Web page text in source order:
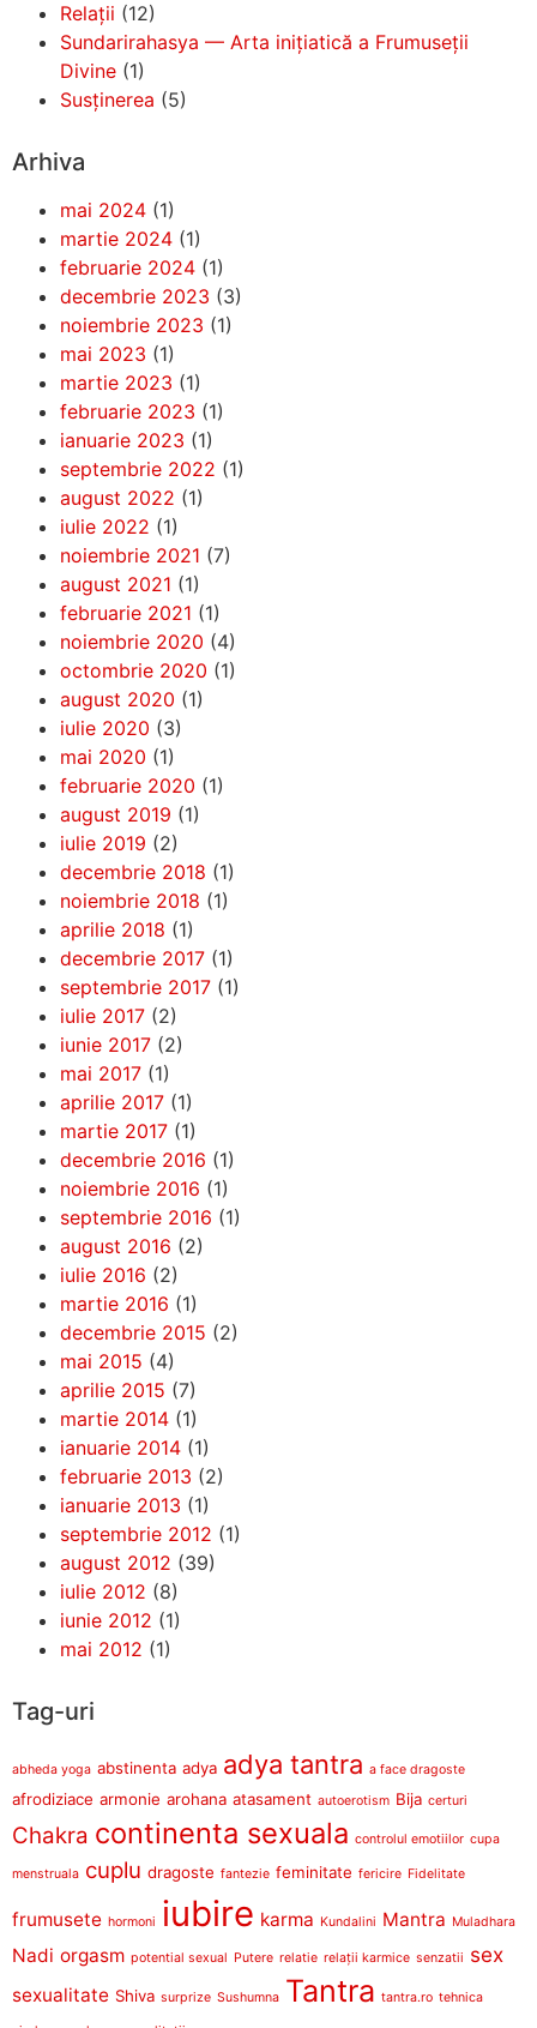
Relații (12)
Sundarirahasya — Arta inițiatică a Frumuseții
Divine (1)
Susținerea (5)
Arhiva
mai 2024 (1)
martie 2024 (1)
februarie 2024 (1)
decembrie 2023 (3)
noiembrie 2023 (1)
mai 2023 (1)
martie 2023 (1)
februarie 2023 (1)
ianuarie 2023 (1)
septembrie 2022 (1)
august 2022 (1)
iulie 2022 (1)
noiembrie 2021 (7)
august 2021 (1)
februarie 2021 (1)
noiembrie 2020 (4)
octombrie 2020 (1)
august 2020 (1)
iulie 2020 (3)
mai 2020 (1)
februarie 2020 (1)
august 2019 (1)
iulie 2019 (2)
decembrie 2018 (1)
noiembrie 2018 (1)
aprilie 2018 (1)
decembrie 2017 (1)
septembrie 2017 (1)
iulie 2017 (2)
iunie 2017 (2)
mai 2017 (1)
aprilie 2017 (1)
martie 2017 (1)
decembrie 2016 (1)
noiembrie 2016 (1)
septembrie 2016 (1)
august 2016 (2)
iulie 2016 (2)
martie 2016 (1)
decembrie 2015 (2)
mai 2015 (4)
aprilie 2015 (7)
martie 2014 (1)
ianuarie 2014 (1)
februarie 2013 (2)
ianuarie 2013 (1)
septembrie 2012 (1)
august 2012 (39)
iulie 2012 (8)
iunie 2012 (1)
mai 2012 (1)
Tag-uri
abheda yoga abstinenta adya adya tantra a face dragoste
afrodiziace armonie arohana atasament autoerotism Bija certuri
Chakra continenta sexuala controlul emotiilor cupa
menstruala cuplu dragoste fantezie feminitate fericire Fidelitate
frumusete hormoni iubire karma Kundalini Mantra Muladhara
Nadi orgasm potential sexual Putere relatie relații karmice senzatii sex
sexualitate Shiva surprize Sushumna Tantra tantra.ro tehnica